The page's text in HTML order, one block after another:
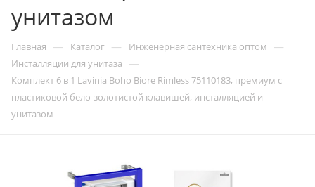
унитазом
Главная — Каталог — Инженерная сантехника оптом —
Инсталляции для унитаза —
Комплект 6 в 1 Lavinia Boho Biore Rimless 75110183, премиум с
пластиковой бело-золотистой клавишей, инсталляцией и
унитазом